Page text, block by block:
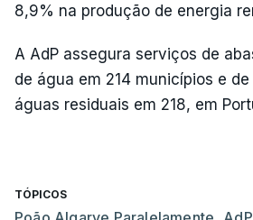
8,9% na produção de energia
A AdP assegura serviços de
de água em 214 municípios e
águas residuais em 218, em
TÓPICOS